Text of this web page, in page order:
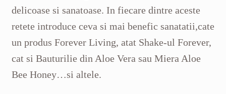
delicoase si sanatoase. In fiecare dintre aceste
retete introduce ceva si mai benefic sanatatii,cate
un produs Forever Living, atat Shake-ul Forever,
cat si Bauturilie din Aloe Vera sau Miera Aloe
Bee Honey…si altele.